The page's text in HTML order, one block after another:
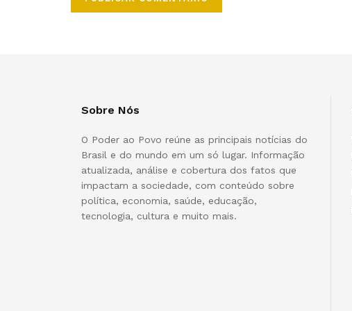
Sobre Nós
O Poder ao Povo reúne as principais notícias do
Brasil e do mundo em um só lugar. Informação
atualizada, análise e cobertura dos fatos que
impactam a sociedade, com conteúdo sobre
política, economia, saúde, educação,
tecnologia, cultura e muito mais.